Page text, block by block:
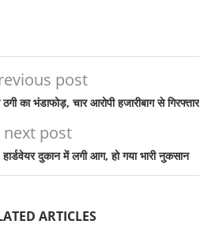
post
का भंडाफोड़, चार आरोपी हजारीबाग से गिरफ्तार
next post
दुकान में लगी आग, हो गया भारी नुकसान
ARTICLES